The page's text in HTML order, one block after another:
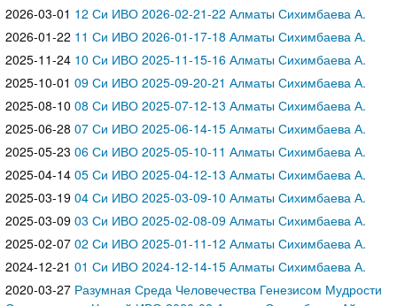
2026-03-01 12 Си ИВО 2026-02-21-22 Алматы Сихимбаева А.
2026-01-22 11 Си ИВО 2026-01-17-18 Алматы Сихимбаева А.
2025-11-24 10 Си ИВО 2025-11-15-16 Алматы Сихимбаева А.
2025-10-01 09 Си ИВО 2025-09-20-21 Алматы Сихимбаева А.
2025-08-10 08 Си ИВО 2025-07-12-13 Алматы Сихимбаева А.
2025-06-28 07 Си ИВО 2025-06-14-15 Алматы Сихимбаева А.
2025-05-23 06 Си ИВО 2025-05-10-11 Алматы Сихимбаева А.
2025-04-14 05 Си ИВО 2025-04-12-13 Алматы Сихимбаева А.
2025-03-19 04 Си ИВО 2025-03-09-10 Алматы Сихимбаева А.
2025-03-09 03 Си ИВО 2025-02-08-09 Алматы Сихимбаева А.
2025-02-07 02 Си ИВО 2025-01-11-12 Алматы Сихимбаева А.
2024-12-21 01 Си ИВО 2024-12-14-15 Алматы Сихимбаева А.
2020-03-27 Разумная Среда Человечества Генезисом Мудрости